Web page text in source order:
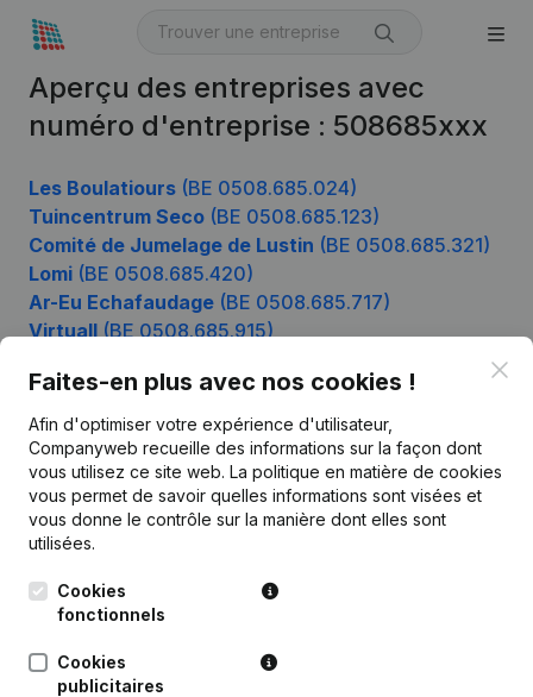
Aperçu des entreprises avec
numéro d'entreprise : 508685xxx
Les Boulatiours (BE 0508.685.024)
Tuincentrum Seco (BE 0508.685.123)
Comité de Jumelage de Lustin (BE 0508.685.321)
Lomi (BE 0508.685.420)
Ar-Eu Echafaudage (BE 0508.685.717)
Virtuall(BE 0508.685.915)
Faites-en plus avec nos cookies !
Afin d'optimiser votre expérience d'utilisateur,
Companyweb recueille des informations sur la façon dont
vous utilisez ce site web. La politique en matière de cookies
vous permet de savoir quelles informations sont visées et
vous donne le contrôle sur la manière dont elles sont
utilisées.
Cookies
fonctionnels
Cookies
publicitaires
Français
Kantorenpark Everest
Leuvensesteenweg
1800 Vilvoorde
Produit
Informations d’entreprise
Monitoring